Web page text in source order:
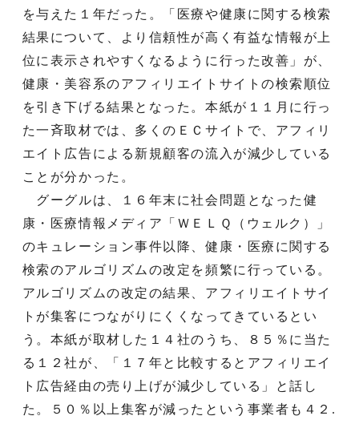
を与えた１年だった。「医療や健康に関する検索
結果について、より信頼性が高く有益な情報が上
位に表示されやすくなるように行った改善」が、
健康・美容系のアフィリエイトサイトの検索順位
を引き下げる結果となった。本紙が１１月に行っ
た一斉取材では、多くのＥＣサイトで、アフィリ
エイト広告による新規顧客の流入が減少している
ことが分かった。
グーグルは、１６年末に社会問題となった健
康・医療情報メディア「ＷＥＬＱ（ウェルク）」
のキュレーション事件以降、健康・医療に関する
検索のアルゴリズムの改定を頻繁に行っている。
アルゴリズムの改定の結果、アフィリエイトサイ
トが集客につながりにくくなってきているとい
う。本紙が取材した１４社のうち、８５％に当た
る１２社が、「１７年と比較するとアフィリエイ
ト広告経由の売り上げが減少している」と話し
た。５０％以上集客が減ったという事業者も４２.